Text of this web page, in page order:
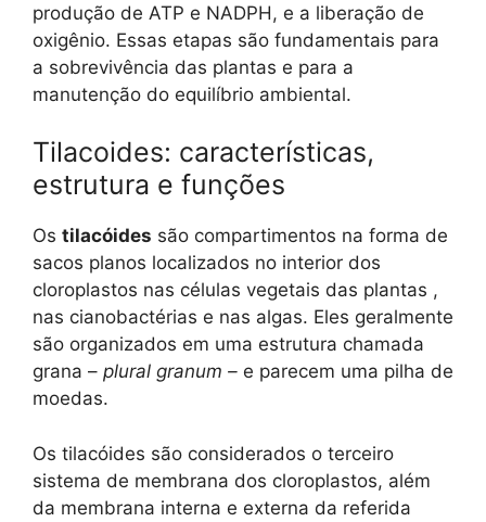
produção de ATP e NADPH, e a liberação de
oxigênio. Essas etapas são fundamentais para
a sobrevivência das plantas e para a
manutenção do equilíbrio ambiental.
Tilacoides: características,
estrutura e funções
Os tilacóides são compartimentos na forma de
sacos planos localizados no interior dos
cloroplastos nas células vegetais das plantas ,
nas cianobactérias e nas algas. Eles geralmente
são organizados em uma estrutura chamada
grana – plural granum – e parecem uma pilha de
moedas.
Os tilacóides são considerados o terceiro
sistema de membrana dos cloroplastos, além
da membrana interna e externa da referida